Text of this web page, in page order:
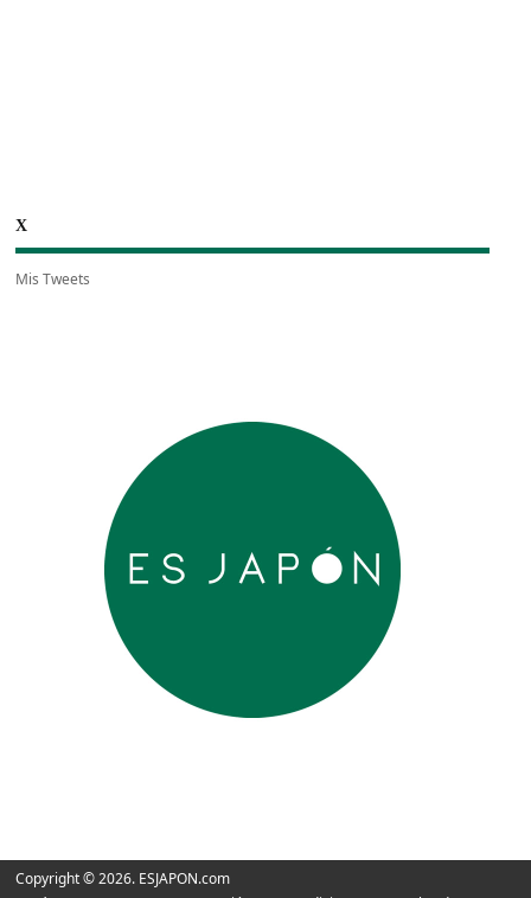
X
Mis Tweets
Copyright © 2026. ESJAPON.com